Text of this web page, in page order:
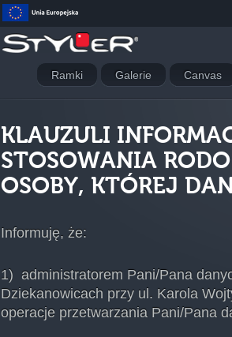
Ramki Galerie Canvas
KLAUZULI
STOSOWANIA
OSOBY, KTÓREJ
Informuję, że:
1) administratorem Pani/Pana
Dziekanowicach przy ul. Karola
operacje przetwarzania Pani/Pana